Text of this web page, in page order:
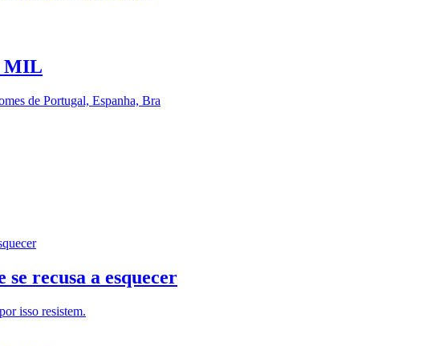
MIL
de Portugal, Espanha, Bra
se recusa a esquecer
isso resistem.